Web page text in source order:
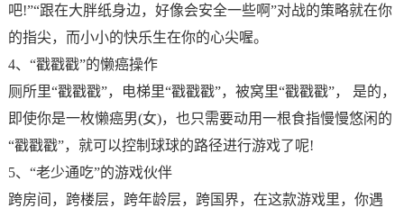
吧!”“跟在大胖纸身边，好像会安全一些啊”对战的策略就在你
的指尖，而小小的快乐生在你的心尖喔。
4、“戳戳戳”的懒癌操作
厕所里“戳戳戳”，电梯里“戳戳戳”，被窝里“戳戳戳”， 是的，
即使你是一枚懒癌男(女)，也只需要动用一根食指慢慢悠闲的
“戳戳戳”，就可以控制球球的路径进行游戏了呢!
5、“老少通吃”的游戏伙伴
跨房间，跨楼层，跨年龄层，跨国界，在这款游戏里，你遇